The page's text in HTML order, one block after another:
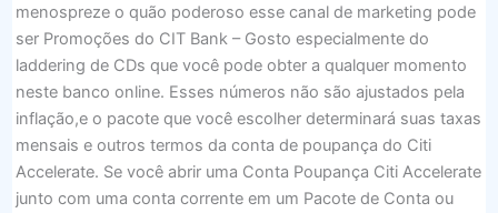
menospreze o quão poderoso esse canal de marketing pode
ser Promoções do CIT Bank – Gosto especialmente do
laddering de CDs que você pode obter a qualquer momento
neste banco online. Esses números não são ajustados pela
inflação,e o pacote que você escolher determinará suas taxas
mensais e outros termos da conta de poupança do Citi
Accelerate. Se você abrir uma Conta Poupança Citi Accelerate
junto com uma conta corrente em um Pacote de Conta ou